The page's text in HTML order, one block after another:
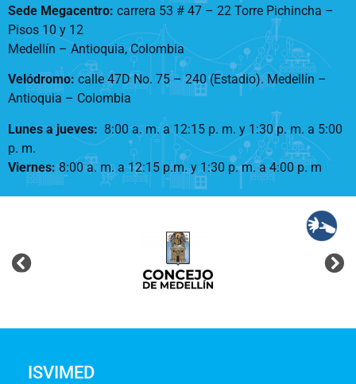
Sede Megacentro: carrera 53 # 47 – 22 Torre Pichincha –
Pisos 10 y 12
Medellín – Antioquia, Colombia
Velódromo: calle 47D No. 75 – 240 (Estadio). Medellín –
Antioquia – Colombia
Lunes a jueves: 8:00 a. m. a 12:15 p. m. y 1:30 p. m. a 5:00
p. m.
Viernes:8:00 a. m. a 12:15 p.m. y 1:30 p. m. a 4:00 p. m
ISVIMED